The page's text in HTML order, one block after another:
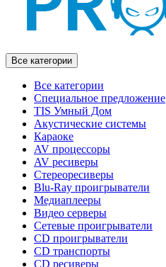
Все категории
Все категории
Специальное предложение
TIS Умный Дом
Акустические системы
Караоке
AV процессоры
AV ресиверы
Стереоресиверы
Blu-Ray проигрыватели
Медиаплееры
Видео серверы
Сетевые проигрыватели
CD проигрыватели
CD транспорты
CD ресиверы